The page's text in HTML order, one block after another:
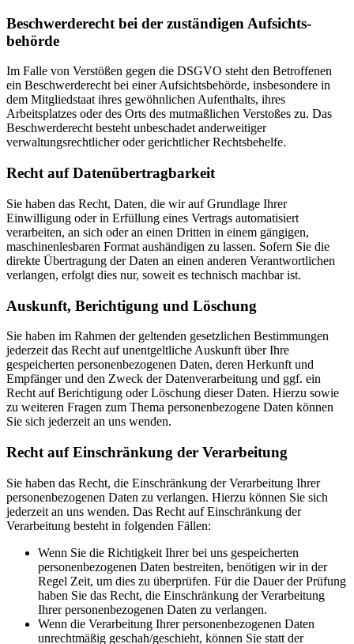
Beschwerde­recht bei der zuständigen Aufsichts­
behörde
Im Falle von Verstößen gegen die DSGVO steht den Betroffenen
ein Beschwerderecht bei einer Aufsichtsbehörde, insbesondere in
dem Mitgliedstaat ihres gewöhnlichen Aufenthalts, ihres
Arbeitsplatzes oder des Orts des mutmaßlichen Verstoßes zu. Das
Beschwerderecht besteht unbeschadet anderweitiger
verwaltungsrechtlicher oder gerichtlicher Rechtsbehelfe.
Recht auf Daten­übertrag­barkeit
Sie haben das Recht, Daten, die wir auf Grundlage Ihrer
Einwilligung oder in Erfüllung eines Vertrags automatisiert
verarbeiten, an sich oder an einen Dritten in einem gängigen,
maschinenlesbaren Format aushändigen zu lassen. Sofern Sie die
direkte Übertragung der Daten an einen anderen Verantwortlichen
verlangen, erfolgt dies nur, soweit es technisch machbar ist.
Auskunft, Berichtigung und Löschung
Sie haben im Rahmen der geltenden gesetzlichen Bestimmungen
jederzeit das Recht auf unentgeltliche Auskunft über Ihre
gespeicherten personenbezogenen Daten, deren Herkunft und
Empfänger und den Zweck der Datenverarbeitung und ggf. ein
Recht auf Berichtigung oder Löschung dieser Daten. Hierzu sowie
zu weiteren Fragen zum Thema personenbezogene Daten können
Sie sich jederzeit an uns wenden.
Recht auf Einschränkung der Verarbeitung
Sie haben das Recht, die Einschränkung der Verarbeitung Ihrer
personenbezogenen Daten zu verlangen. Hierzu können Sie sich
jederzeit an uns wenden. Das Recht auf Einschränkung der
Verarbeitung besteht in folgenden Fällen:
Wenn Sie die Richtigkeit Ihrer bei uns gespeicherten
personenbezogenen Daten bestreiten, benötigen wir in der
Regel Zeit, um dies zu überprüfen. Für die Dauer der Prüfung
haben Sie das Recht, die Einschränkung der Verarbeitung
Ihrer personenbezogenen Daten zu verlangen.
Wenn die Verarbeitung Ihrer personenbezogenen Daten
unrechtmäßig geschah/geschieht, können Sie statt der